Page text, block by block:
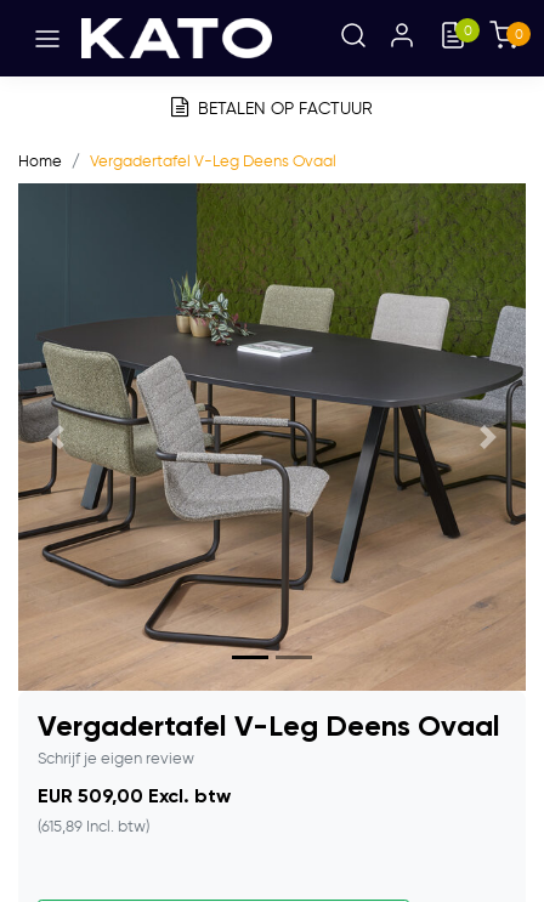
0 0
BETALEN OP FACTUUR
Home Vergadertafel V-Leg Deens Ovaal
Vorige
Vergadertafel V-Leg Deens Ovaal
Schrijf je eigen review
EUR 509,00 Excl. btw
(615,89 Incl. btw)